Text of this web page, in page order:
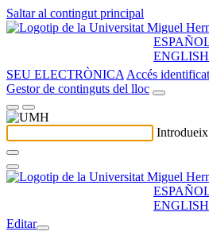
Saltar al contingut principal
ENGLISH
SEU ELECTRÒNICA Accés
Gestor de continguts del lloc
Introdueix
ENGLISH
Editar